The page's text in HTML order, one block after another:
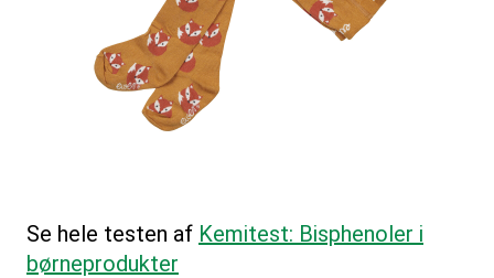
Se hele testen af Kemitest: Bisphenoler i
børneprodukter